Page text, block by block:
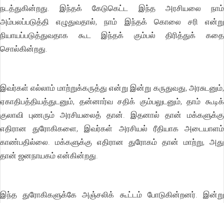
நடத்துகின்றது. இந்தக் கேடுகெட்ட இந்த அரசியலை நாம்
அம்பலப்படுத்தி எழுதுவதால், நாம் இந்தக் கொலை சரி என்று
நியாயப்படுத்துவதாக கூட இந்தக் கும்பல் திரித்துக் கதை
சொல்கின்றது.
இவர்கள் எல்லாம் மாற்றுக்கருத்து என்று இன்று கருதுவது, அரசுடனும்,
ஏகாதிபத்தியத்துடனும், தன்னார்வ சதிக் கும்பலுடனும், தாம் கூடிக்
குலாவி புணரும் அரசியலைத் தான். இதனால் தான் மக்களுக்கு
எதிரான துரோகிகளை, இவர்கள் அரசியல் ரீதியாக அடையாளம்
காண்பதில்லை. மக்களுக்கு எதிரான துரோகம் தான் மாற்று, அது
தான் ஜனநாயகம் என்கின்றது.
இந்த துரோகிகளுக்கே அஞ்சலிக் கூட்டம் போடுகின்றனர். இன்று